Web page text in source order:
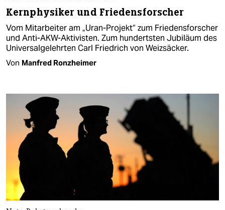
Kernphysiker und Friedensforscher
Vom Mitarbeiter am „Uran-Projekt“ zum Friedensforscher
und Anti-AKW-Aktivisten. Zum hundertsten Jubiläum des
Universalgelehrten Carl Friedrich von Weizsäcker.
Von Manfred Ronzheimer